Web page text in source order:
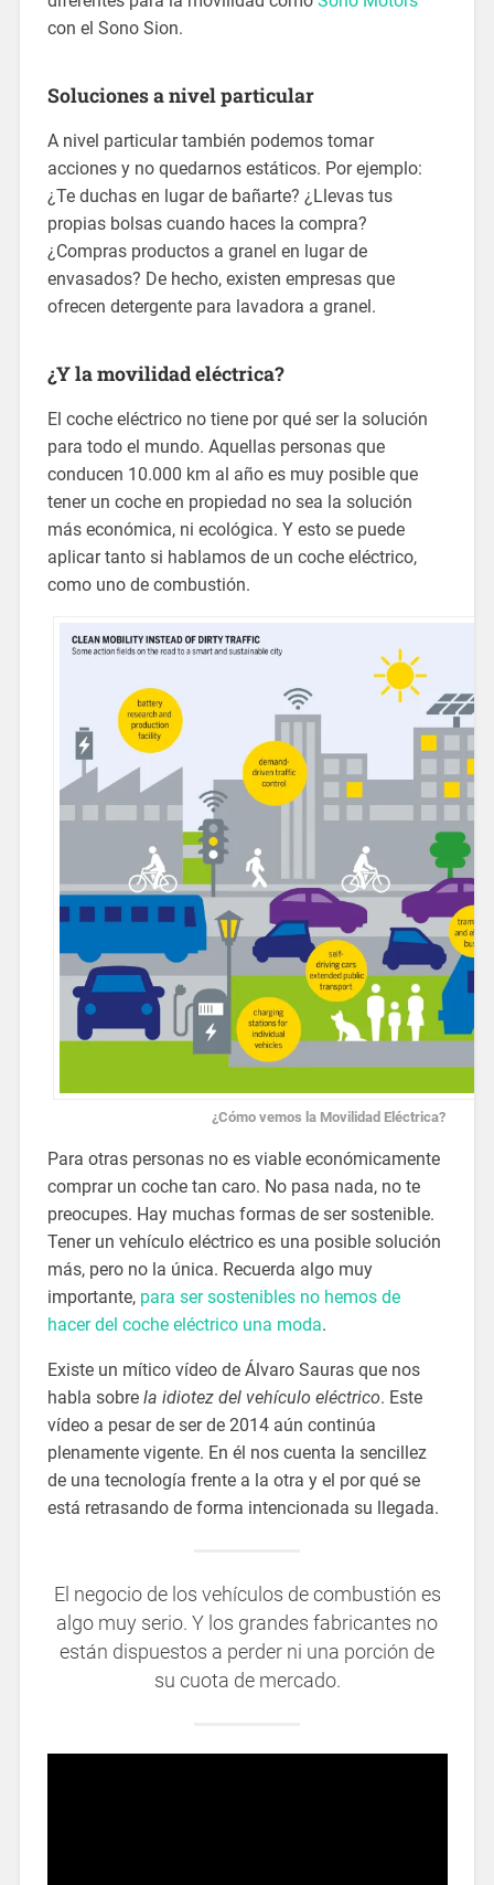
con el Sono Sion.
Soluciones a nivel particular
A nivel particular también podemos tomar
acciones y no quedarnos estáticos. Por ejemplo:
¿Te duchas en lugar de bañarte? ¿Llevas tus
propias bolsas cuando haces la compra?
¿Compras productos a granel en lugar de
envasados? De hecho, existen empresas que
ofrecen detergente para lavadora a granel.
¿Y la movilidad eléctrica?
El coche eléctrico no tiene por qué ser la solución
para todo el mundo. Aquellas personas que
conducen 10.000 km al año es muy posible que
tener un coche en propiedad no sea la solución
más económica, ni ecológica. Y esto se puede
aplicar tanto si hablamos de un coche eléctrico,
como uno de combustión.
¿Cómo vemos la Movilidad Eléctrica?
Para otras personas no es viable económicamente
comprar un coche tan caro. No pasa nada, no te
preocupes. Hay muchas formas de ser sostenible.
Tener un vehículo eléctrico es una posible solución
más, pero no la única. Recuerda algo muy
importante, para ser sostenibles no hemos de
hacer del coche eléctrico una moda.
Existe un mítico vídeo de Álvaro Sauras que nos
habla sobre la idiotez del vehículo eléctrico. Este
vídeo a pesar de ser de 2014 aún continúa
plenamente vigente. En él nos cuenta la sencillez
de una tecnología frente a la otra y el por qué se
está retrasando de forma intencionada su llegada.
El negocio de los vehículos de combustión es
algo muy serio. Y los grandes fabricantes no
están dispuestos a perder ni una porción de
su cuota de mercado.